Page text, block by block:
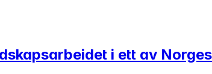
i ett av